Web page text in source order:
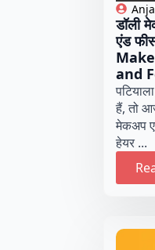
डॉली
एंड
and
हैं, तो
मेकअप
हेयर ...